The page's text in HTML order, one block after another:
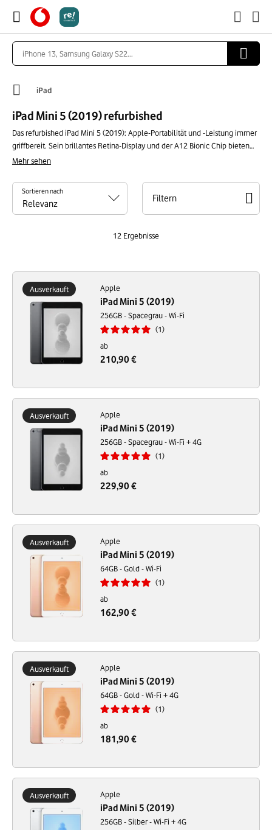
iPad
iPad Mini 5 (2019) refurbished
Das refurbished iPad Mini 5 (2019): Apple-Portabilität und -Leistung immer
griffbereit. Sein brillantes Retina-Display und der A12 Bionic Chip bieten
ein flüssiges Erlebnis für Arbeit, Kreativität oder Unterhaltung. Ideal für
einem günstigen Preis. Eine umweltbewusste Wahl für nachhaltige
Leistung.
Mehr sehen
12 Ergebnisse
Sortieren nach
Filtern
Ausverkauft Apple
iPad Mini 5 (2019)
256GB - Spacegrau - Wi-Fi
1
ab
210,90 €
Ausverkauft Apple
iPad Mini 5 (2019)
256GB - Spacegrau - Wi-Fi + 4G
1
ab
229,90 €
Ausverkauft Apple
iPad Mini 5 (2019)
64GB - Gold - Wi-Fi
1
ab
162,90 €
Ausverkauft Apple
iPad Mini 5 (2019)
64GB - Gold - Wi-Fi + 4G
1
ab
181,90 €
Ausverkauft Apple
iPad Mini 5 (2019)
256GB - Silber - Wi-Fi + 4G